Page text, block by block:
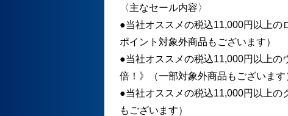
〈主なセール内容〉
●当社オススメの税込11,000円以上の
ポイント対象外商品もございます）
●当社オススメの税込11,000円以上
倍！》（一部対象外商品もございます
●当社オススメの税込11,000円以上の
もございます）